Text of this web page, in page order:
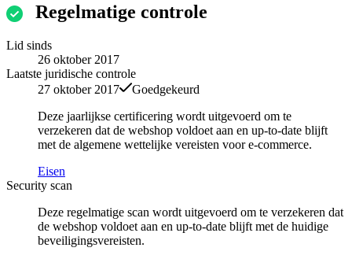
Regelmatige controle
Lid sinds
26 oktober 2017
Laatste juridische controle
27 oktober 2017
Goedgekeurd
Deze jaarlijkse certificering wordt uitgevoerd om te
verzekeren dat de webshop voldoet aan en up-to-date blijft
met de algemene wettelijke vereisten voor e-commerce.
Eisen
Security scan
Deze regelmatige scan wordt uitgevoerd om te verzekeren dat
de webshop voldoet aan en up-to-date blijft met de huidige
beveiligingsvereisten.